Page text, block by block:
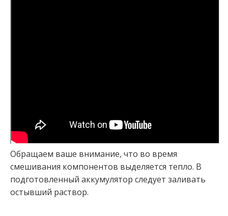
Обращаем ваше внимание, что во время
смешивания компонентов выделяется тепло. В
подготовленный аккумулятор следует заливать
остывший раствор.